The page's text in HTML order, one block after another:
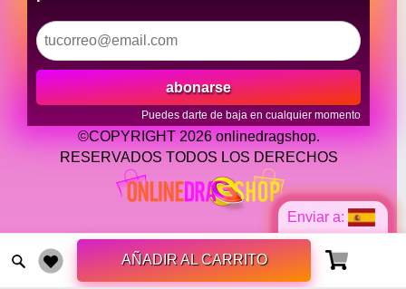
Enviar a:
AÑADIR AL CARRITO
abonarse
Puedes darte de baja en cualquier momento
©COPYRIGHT 2026 onlinedragshop.
RESERVADOS TODOS LOS DERECHOS